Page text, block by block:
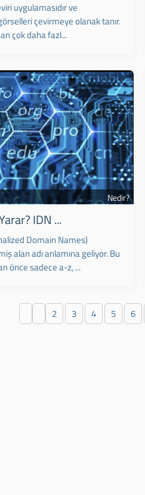
uygulamasıdır ve
çevirmeye olanak tanır.
çok daha fazl...
Nedir?
IDN ...
Domain Names)
alan adı anlamına geliyor. Bu
önce sadece a-z, ...
2 3 4 5 6